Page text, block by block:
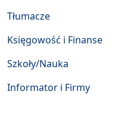
Tłumacze
Księgowość i Finanse
Szkoły/Nauka
Informator i Firmy